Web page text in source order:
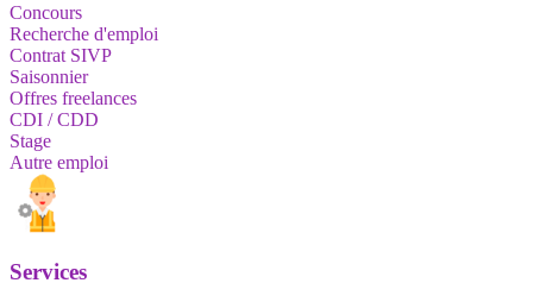
Concours
Recherche d'emploi
Contrat SIVP
Saisonnier
Offres freelances
CDI / CDD
Stage
Autre emploi
Services